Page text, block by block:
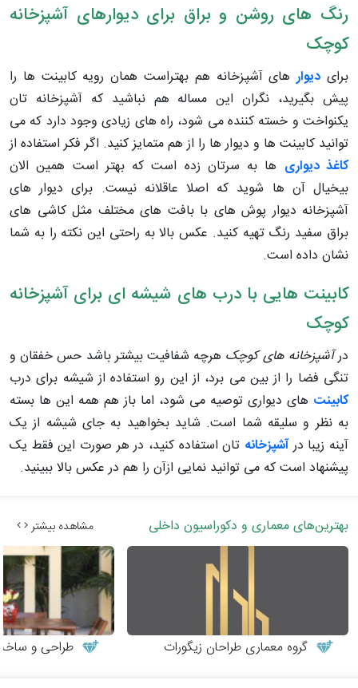
رنگ های روشن و براق برای دیوارهای آشپزخانه
کوچک
برای دیوارهای آشپزخانه هم بهتراست همان رویه کابینت ها را
پیش بگیرید، نگران این مساله هم نباشید که آشپزخانه تان
یکنواخت و خسته کننده می شود، راه های زیادی وجود دارد که می
توانید کابینت ها و دیوار ها را از هم متمایز کنید. اگر فکر استفاده از
کاغذ دیواری ها به سرتان زده است که بهتر است همین الان
بیخیال آن ها شوید که اصلا عاقلانه نیست. برای دیوار های
آشپزخانه دیوار پوش های با بافت های مختلف مثل کاشی های
براق سفید رنگ تهیه کنید. عکس بالا به راحتی این نکته را به شما
نشان داده است.
کابینت هایی با درب های شیشه ای برای آشپزخانه
کوچک
درآشپزخانه های کوچک هرچه شفافیت بیشتر باشد حس خفقان و
تنگی فضا را از بین می برد، از این رو استفاده از شیشه برای درب
کابینت های دیواری توصیه می شود، اما باز هم همه این ها بسته
به نظر و سلیقه شما است. شاید بخواهید به جای شیشه از یک
آینه زیبا درآشپزخانه تان استفاده کنید، در هر صورت این فقط یک
پیشنهاد است که می توانید نمایی ازآن را هم در عکس بالا ببینید.
بهترین‌های معماری و دکوراسیون داخلی مشاهده بیشتر
گروه معماری طراحان زیگورات طراحی و ساخت